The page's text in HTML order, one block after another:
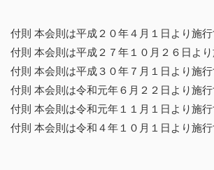
付則 本会則は平成２０年４月１日より施行
付則 本会則は平成２７年１０月２６日より
付則 本会則は平成３０年７月１日より施行
付則 本会則は令和元年６月２２日より施行
付則 本会則は令和元年１１月１日より施行
付則 本会則は令和４年１０月１日より施行